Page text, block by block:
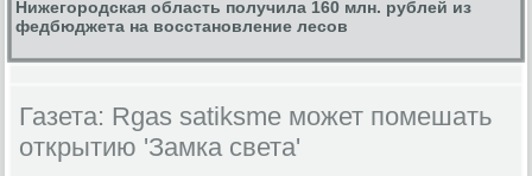
Нижегородская область получила 160 млн. рублей из
федбюджета на восстановление лесов
Газета: Rgas satiksme может помешать
открытию 'Замка света'